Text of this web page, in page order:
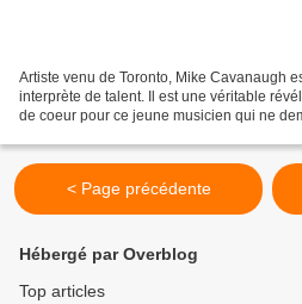
Artiste venu de Toronto, Mike Cavanaugh
interprète de talent. Il est une véritable
de coeur pour ce jeune musicien qui ne
< Page précédente
Hébergé par Overblog
Top articles